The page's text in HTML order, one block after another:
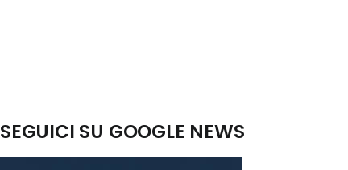
SEGUICI SU GOOGLE NEWS